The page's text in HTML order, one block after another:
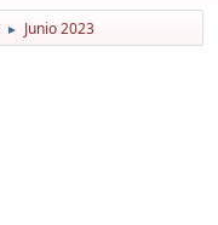
► Junio 2023